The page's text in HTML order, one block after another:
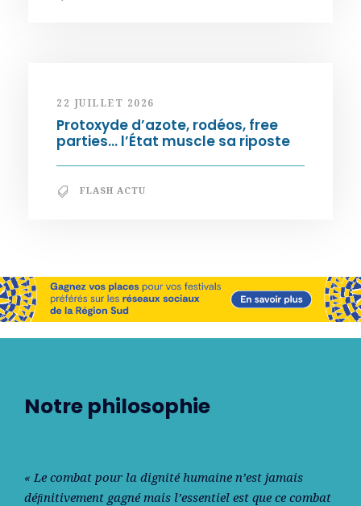
22 JUILLET 2026
Protoxyde d’azote, rodéos, free
parties… l’État muscle sa riposte
FLASH ACTU
Notre philosophie
« Le combat pour la dignité humaine n’est jamais
déﬁnitivement gagné mais l’essentiel est que ce combat